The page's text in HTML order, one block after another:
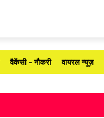
वैकेंसी – नौकरी वायरल न्यूज़